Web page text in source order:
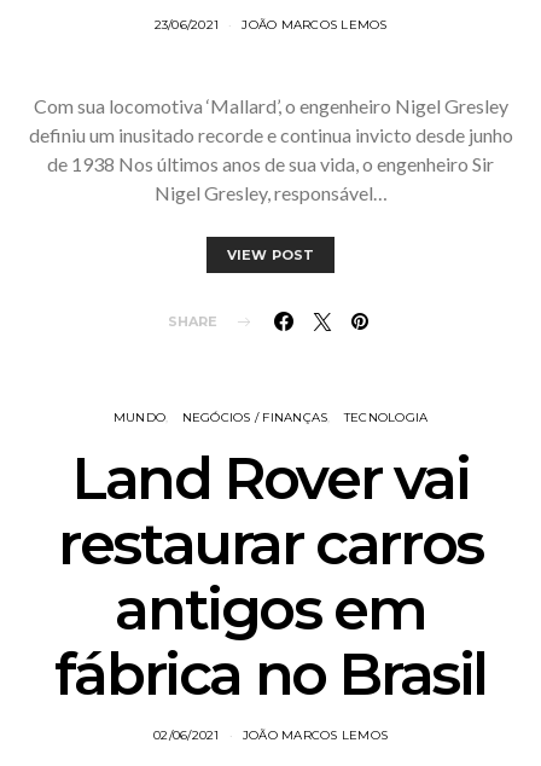
23/06/2021 JOÃO MARCOS LEMOS
Com sua locomotiva ‘Mallard’, o engenheiro Nigel Gresley
definiu um inusitado recorde e continua invicto desde junho
de 1938 Nos últimos anos de sua vida, o engenheiro Sir
Nigel Gresley, responsável…
VIEW POST
SHARE
MUNDO NEGÓCIOS / FINANÇAS TECNOLOGIA
Land Rover vai
restaurar carros
antigos em
fábrica no Brasil
02/06/2021 JOÃO MARCOS LEMOS